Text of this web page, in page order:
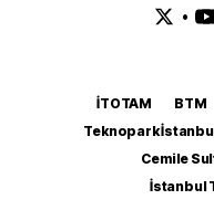
•
İTOTAM BTM
Teknopark
Cemile
İstanbul